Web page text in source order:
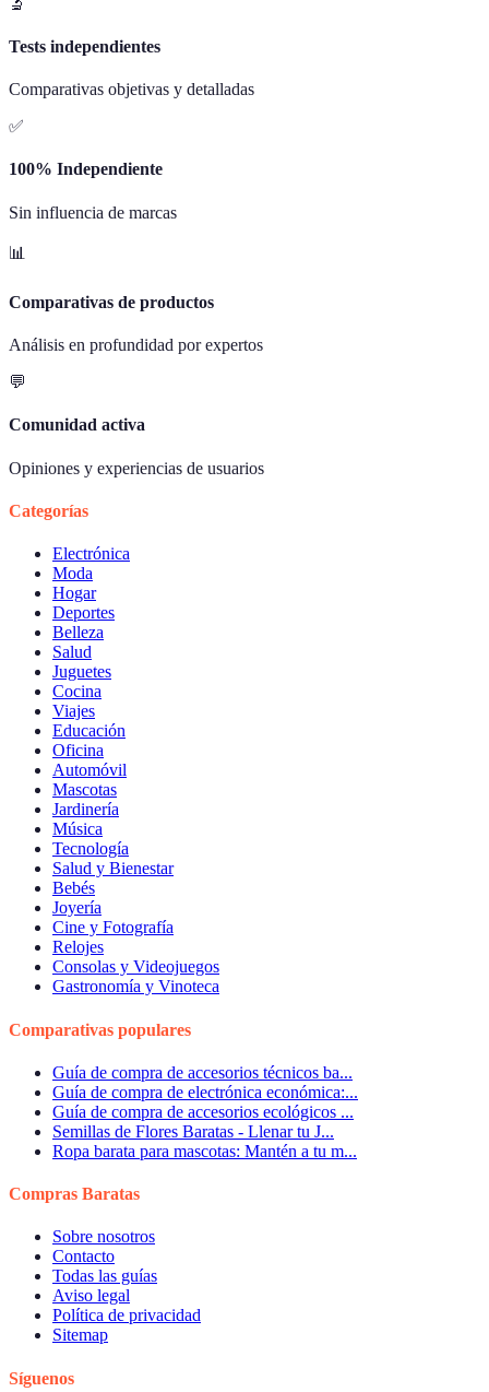
Tests independientes
Comparativas objetivas y detalladas
✅
100% Independiente
Sin influencia de marcas
📊
Comparativas de productos
Análisis en profundidad por expertos
💬
Comunidad activa
Opiniones y experiencias de usuarios
Categorías
Electrónica
Moda
Hogar
Deportes
Belleza
Salud
Juguetes
Cocina
Viajes
Educación
Oficina
Automóvil
Mascotas
Jardinería
Música
Tecnología
Salud y Bienestar
Bebés
Joyería
Cine y Fotografía
Relojes
Consolas y Videojuegos
Gastronomía y Vinoteca
Comparativas populares
Guía de compra de accesorios técnicos ba...
Guía de compra de electrónica económica:...
Guía de compra de accesorios ecológicos ...
Semillas de Flores Baratas - Llenar tu J...
Ropa barata para mascotas: Mantén a tu m...
Compras Baratas
Sobre nosotros
Contacto
Todas las guías
Aviso legal
Política de privacidad
Sitemap
Síguenos